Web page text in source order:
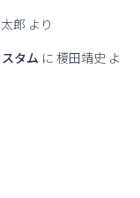
郎 より
タム に 榎田靖史 よ